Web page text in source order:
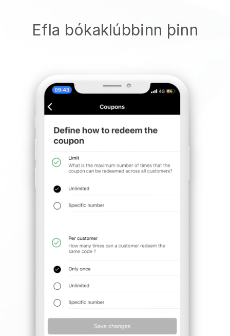
Efla bókaklúbbinn þinn